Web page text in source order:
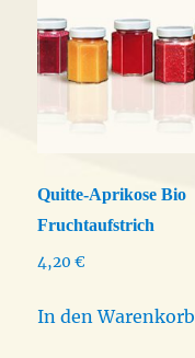
Quitte-Aprikose Bio
Fruchtaufstrich
4,20€
In den Warenkorb